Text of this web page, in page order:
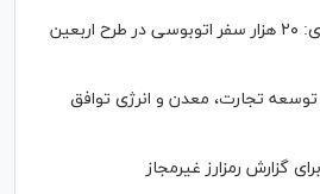
رئیس سازمان راهداری: ۲۰ هزار سفر اتوبوسی در طرح اربعین
توسعه تجارت، معدن و انرژی توافق